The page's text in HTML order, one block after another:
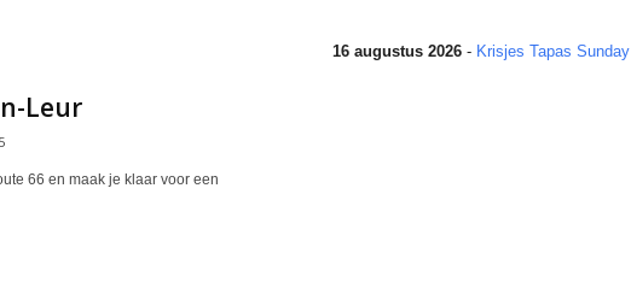
Leur
66 en maak je klaar voor een
16 augustus 2026- Krisjes Tapas Sunday